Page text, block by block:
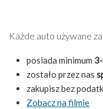
Każde auto używane
posiada minimum
zostało przez nas
zakupisz bez
Zobacz na filmie